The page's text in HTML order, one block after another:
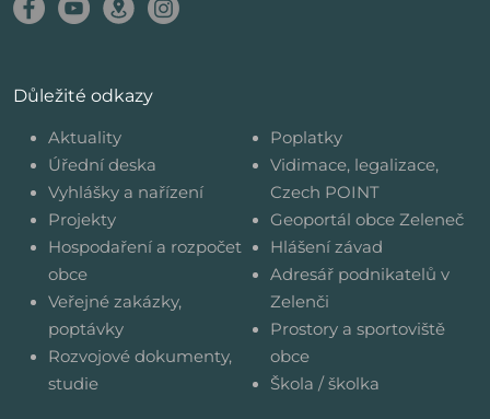
Důležité odkazy
Aktuality
Úřední deska
Vyhlášky a nařízení
Projekty
Hospodaření a rozpočet
obce
Veřejné zakázky,
poptávky
Rozvojové dokumenty,
studie
Poplatky
Vidimace, legalizace,
Czech POINT
Geoportál obce Zeleneč
Hlášení závad
Adresář podnikatelů v
Zelenči
Prostory a sportoviště
obce
Škola / školka